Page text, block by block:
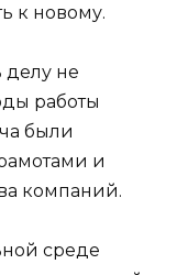
к новому.
делу не
работы
были
и
компаний.
среде